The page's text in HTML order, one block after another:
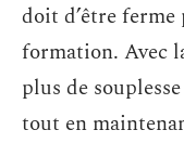
doit d’être
formation. Avec
plus de
tout en